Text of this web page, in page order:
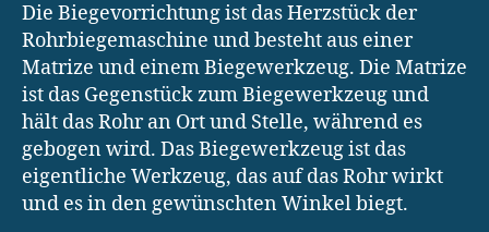
Die Biegevorrichtung ist das Herzstück der
Rohrbiegemaschine und besteht aus einer
Matrize und einem Biegewerkzeug. Die Matrize
ist das Gegenstück zum Biegewerkzeug und
hält das Rohr an Ort und Stelle, während es
gebogen wird. Das Biegewerkzeug ist das
eigentliche Werkzeug, das auf das Rohr wirkt
und es in den gewünschten Winkel biegt.